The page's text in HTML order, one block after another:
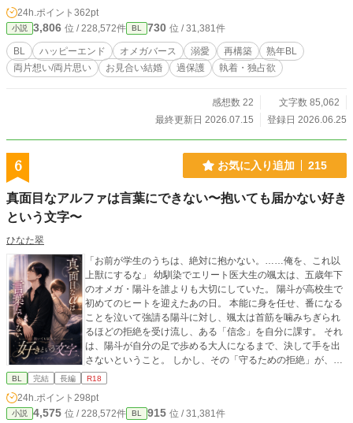
な男の隠された本心が明かされるとき、二度目の初恋が動き
出す。大人のオメガバース再構築BL。
24h.ポイント 362pt
小説 3,806 位 / 228,572件 BL 730 位 / 31,381件
BL ハッピーエンド オメガバース 溺愛 再構築
熟年BL
両片想い/両片思い
お見合い結婚 過保護 執着・独占欲
感想数 22
文字数 85,062
最終更新日 2026.07.15
登録日 2026.06.25
6 お気に入り追加 215
真面目なアルファは言葉にできない〜抱いても届かない好き
という文字〜
ひなた翠
「お前が学生のうちは、絶対に抱かない。……俺を、これ以
上獣にするな」 幼馴染でエリート医大生の颯太は、五歳年下
のオメガ・陽斗を誰よりも大切にしていた。 陽斗が高校生で
初めてのヒートを迎えたあの日。 本能に身を任せ、番になる
ことを泣いて強請る陽斗に対し、颯太は首筋を噛みちぎられ
るほどの拒絶を受け流し、ある「信念」を自分に課す。 それ
は、陽斗が自分の足で歩める大人になるまで、決して手を出
さないということ。 しかし、その「守るための拒絶」が、二
人の運命を狂わせていく。 「僕のせいで、颯ちゃんが汚れて
ことを知った陽斗は、己の存在が愛する人の足枷になってい
ると絶望し、身を引く準備を始める。 一方で、抑制剤でヒー
BL 完結 長編 R18
24h.ポイント 298pt
小説 4,575 位 / 228,572件 BL 915 位 / 31,381件